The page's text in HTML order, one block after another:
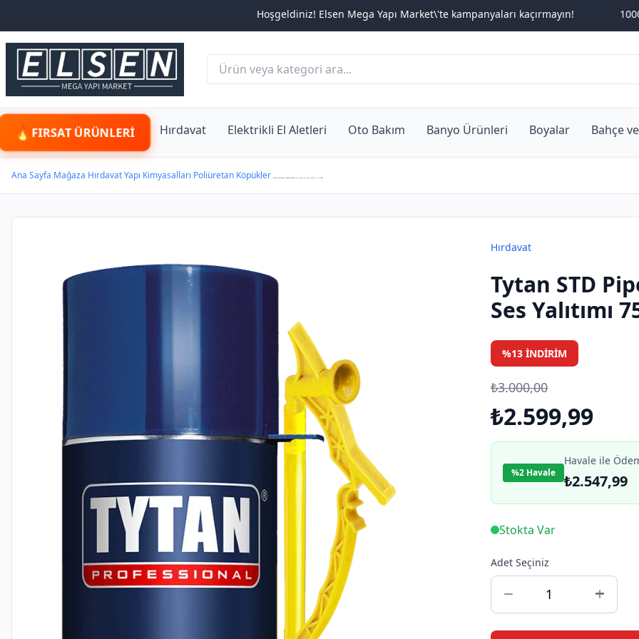
Hoşgeldiniz! Elsen Mega Yapı Market\'te kampanyaları kaçırmayın! 1000TL üzeri
FIRSAT ÜRÜNLERI Hırdavat Elektrikli El Aletleri Oto Bakım Banyo Ürünleri Boyalar Bahçe
Ana Sayfa / Mağaza / Hırdavat / Yapı Kimyasalları / Poliüretan Köpükler / Tytan STD Pipetli Köpük Montaj Isı ve Ses Yalıtımı 750 ml – 12 Adet
Hırdavat
Tytan STD
Ses Yalıtımı
%13 İNDIRIM
₺3.000,00
₺2.599,99
%2 Havale
Havale ile
₺2.547,99
Stokta Var
Adet Seçiniz